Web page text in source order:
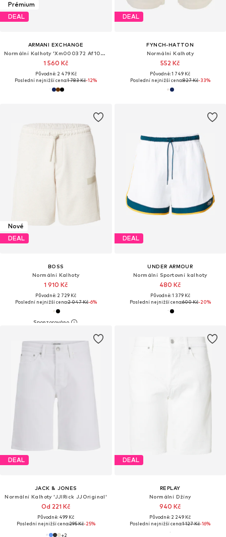
Prémium
DEAL
ARMANI EXCHANGE
Normální Kalhoty 'Xm000372 Af10818'
1 560 Kč
Původně: 2 479 Kč
Poslední nejnižší cena:1 783 Kč-12%
DEAL
FYNCH-HATTON
Normální Kalhoty
552 Kč
Původně: 1 749 Kč
Poslední nejnižší cena:827 Kč-33%
Nové
DEAL
BOSS
Normální Kalhoty
1 910 Kč
Původně: 2 729 Kč
Poslední nejnižší cena:2 047 Kč-6%
DEAL
UNDER ARMOUR
Normální Sportovní kalhoty
480 Kč
Původně: 1 379 Kč
Poslední nejnižší cena:600 Kč-20%
DEAL
JACK & JONES
Normální Kalhoty 'JJIRick JJOriginal'
Od 221 Kč
Původně: 499 Kč
Poslední nejnižší cena:295 Kč-25%
+2
DEAL
REPLAY
Normální Džíny
940 Kč
Původně: 2 249 Kč
Poslední nejnižší cena:1 127 Kč-16%